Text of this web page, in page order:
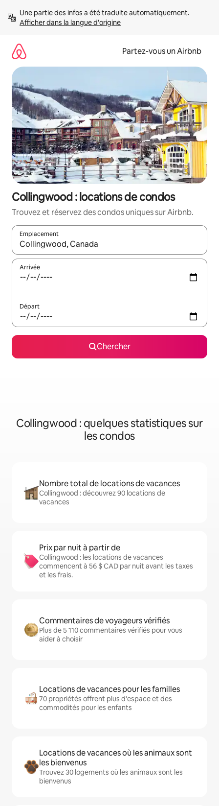
directement
Afficher dans la langue d'origine
Partez-vous un Airbnb
Collingwood : locations de condos
Trouvez et réservez des condos uniques sur Airbnb.
Emplacement
Quand les résultats sont affichés, parcourez-les en utilisant
Arrivée
Départ
Chercher
Collingwood : quelques statistiques sur
les condos
Nombre total de locations de vacances
Collingwood : découvrez 90 locations de
vacances
Prix par nuit à partir de
Collingwood : les locations de vacances
commencent à 56 $ CAD par nuit avant les taxes
et les frais.
Commentaires de voyageurs vérifiés
Plus de 5 110 commentaires vérifiés pour vous
aider à choisir
Locations de vacances pour les familles
70 propriétés offrent plus d'espace et des
commodités pour les enfants
Locations de vacances où les animaux sont
les bienvenus
Trouvez 30 logements où les animaux sont les
bienvenus